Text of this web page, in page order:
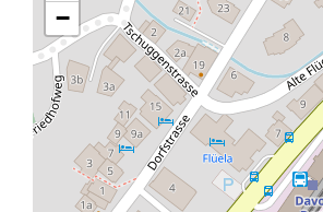
−